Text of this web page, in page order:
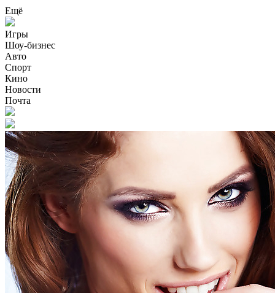
Ещё
Игры
Шоу-бизнес
Авто
Спорт
Кино
Новости
Почта